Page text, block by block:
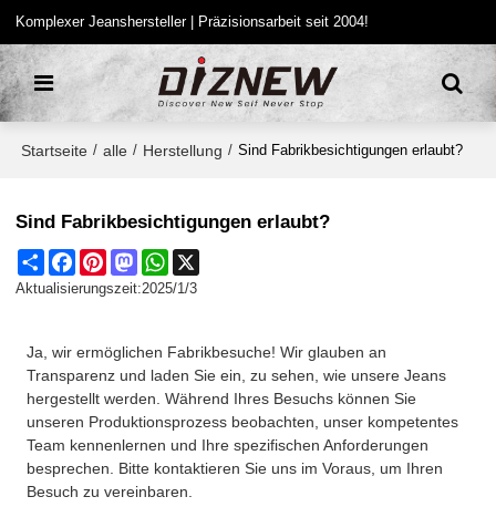
Komplexer Jeanshersteller | Präzisionsarbeit seit 2004!
Startseite / alle / Herstellung / Sind Fabrikbesichtigungen erlaubt?
Sind Fabrikbesichtigungen erlaubt?
Share FacebookPinterestMastodonWhatsApp
Aktualisierungszeit:2025/1/3
Ja, wir ermöglichen Fabrikbesuche! Wir glauben an
Transparenz und laden Sie ein, zu sehen, wie unsere Jeans
hergestellt werden. Während Ihres Besuchs können Sie
unseren Produktionsprozess beobachten, unser kompetentes
Team kennenlernen und Ihre spezifischen Anforderungen
besprechen. Bitte kontaktieren Sie uns im Voraus, um Ihren
Besuch zu vereinbaren.